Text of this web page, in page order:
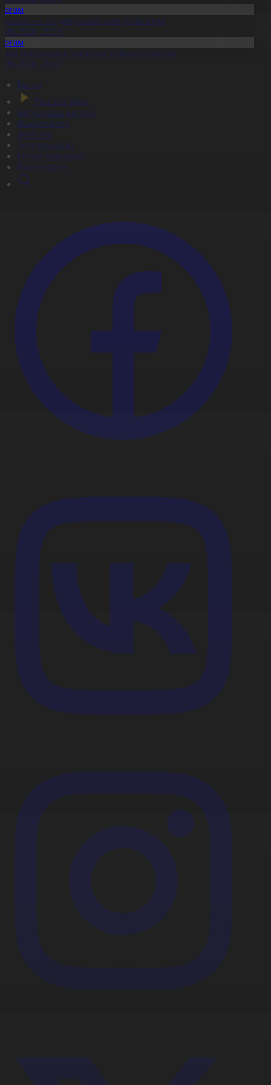
— ел дамуының қозғаушы күші
20:09
импортына уақытша тыйым салынды
20:07
Басты
Тікелей эфир
Бағдарлама кестесі
Жаңалықтар
Жобалар
Телехикаялар
Мультсериалдар
Видеоархив